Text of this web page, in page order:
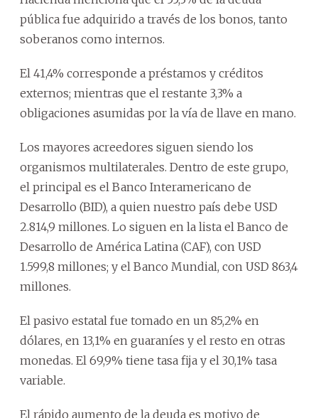
pública fue adquirido a través de los bonos, tanto
soberanos como internos.
El 41,4% corresponde a préstamos y créditos
externos; mientras que el restante 3,3% a
obligaciones asumidas por la vía de llave en mano.
Los mayores acreedores siguen siendo los
organismos multilaterales. Dentro de este grupo,
el principal es el Banco Interamericano de
Desarrollo (BID), a quien nuestro país debe USD
2.814,9 millones. Lo siguen en la lista el Banco de
Desarrollo de América Latina (CAF), con USD
1.599,8 millones; y el Banco Mundial, con USD 863,4
millones.
El pasivo estatal fue tomado en un 85,2% en
dólares, en 13,1% en guaraníes y el resto en otras
monedas. El 69,9% tiene tasa fija y el 30,1% tasa
variable.
El rápido aumento de la deuda es motivo de